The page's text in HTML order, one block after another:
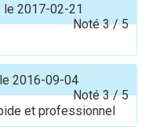
le 2017-02-21
Noté3/5
le 2016-09-04
Noté3/5
et professionnel